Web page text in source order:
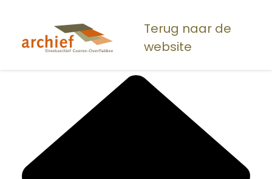
naar
Terug naar de
website